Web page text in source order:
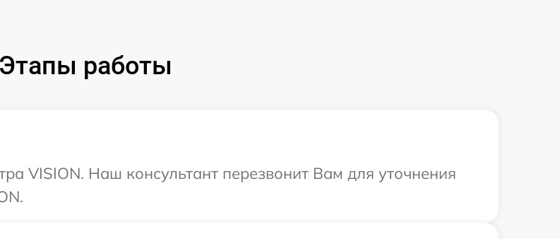
Этапы работы
VISION. Наш консультант перезвонит Вам для уточнения